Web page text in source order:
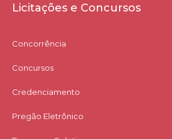
Licitações e Concursos
Concorrência
Concursos
Credenciamento
Pregão Eletrônico